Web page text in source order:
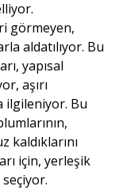
görmeyen,
aldatılıyor. Bu
yapısal
aşırı
ilgileniyor. Bu
için, yerleşik